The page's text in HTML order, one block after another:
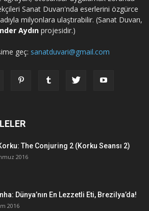
Sanat Duvarı'nda eserlerini özgürce
milyonlara ulaştırabilir. (Sanat Duvarı,
Aydın projesidir.)
geç: sanatduvari@gmail.com
The Conjuring 2 (Korku Seansı 2)
2016
Dünya’nın En Lezzetli Eti, Brezilya’da!
2016